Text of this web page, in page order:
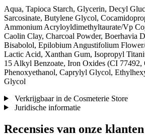
Aqua, Tapioca Starch, Glycerin, Decyl
Sarcosinate, Butylene Glycol,
Ammonium Acryloyldimethyltaurate/Vp
Caolin Clay, Charcoal Powder, Boerhavia
Bisabolol, Epilobium Angustifolium
Lactic Acid, Xanthan Gum, Isopropyl
15 Alkyl Benzoate, Iron Oxides (CI 77492,
Phenoxyethanol, Caprylyl Glycol,
Glycol
Verkrijgbaar in de Cosmeterie Store
Juridische informatie
Recensies van onze klanten